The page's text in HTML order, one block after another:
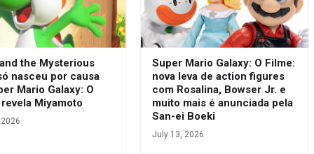
the Mysterious
nasceu por causa
Mario Galaxy: O
Miyamoto
Super Mario Galaxy: O Filme:
nova leva de action figures
com Rosalina, Bowser Jr. e
muito mais é anunciada pela
San-ei Boeki
July 13, 2026